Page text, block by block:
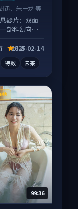
迅、朱一龙 等
悬疑片：双面
部科幻向电
配弹幕观
8.8
2025-02-14
特效 未来
结
99:36